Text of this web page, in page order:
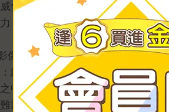
脅往往偽裝成遊戲、好友或看似
，卻缺乏指引的世界。
像外流案件，到網路霸凌、成
網路犯罪和暴力不僅真實存在，
中。這些情境對成人而言尚且難
以辨識的灰色地帶。